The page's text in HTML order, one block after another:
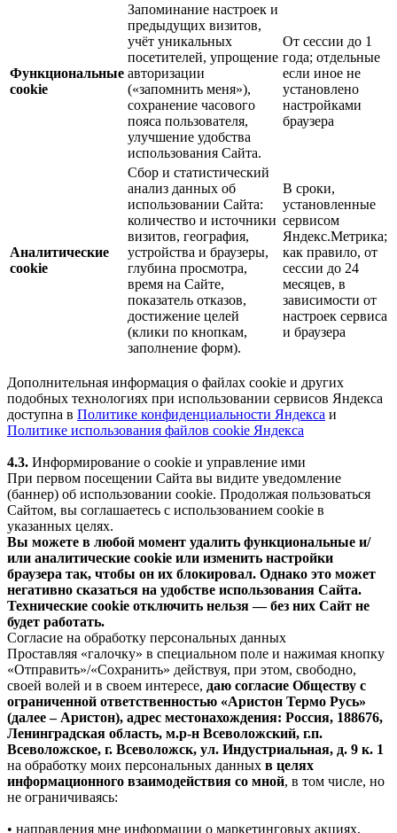
Функциональные
cookie
Запоминание настроек и
предыдущих визитов,
учёт уникальных
посетителей, упрощение
авторизации
(«запомнить меня»),
сохранение часового
пояса пользователя,
улучшение удобства
использования Сайта.
От сессии до 1
года; отдельные
если иное не
установлено
настройками
браузера
Аналитические
cookie
Сбор и статистический
анализ данных об
использовании Сайта:
количество и источники
визитов, география,
устройства и браузеры,
глубина просмотра,
время на Сайте,
показатель отказов,
достижение целей
(клики по кнопкам,
заполнение форм).
В сроки,
установленные
сервисом
Яндекс.Метрика;
как правило, от
сессии до 24
месяцев, в
зависимости от
настроек сервиса
и браузера
Дополнительная информация о файлах cookie и других
подобных технологиях при использовании сервисов Яндекса
доступна в Политике конфиденциальности Яндекса и
Политике использования файлов cookie Яндекса
4.3. Информирование о cookie и управление ими
При первом посещении Сайта вы видите уведомление
(баннер) об использовании cookie. Продолжая пользоваться
Сайтом, вы соглашаетесь с использованием cookie в
указанных целях.
Вы можете в любой момент удалить функциональные и/
или аналитические cookie или изменить настройки
браузера так, чтобы он их блокировал. Однако это может
негативно сказаться на удобстве использования Сайта.
Технические cookie отключить нельзя — без них Сайт не
будет работать.
Согласие на обработку персональных данных
Проставляя «галочку» в специальном поле и нажимая кнопку
«Отправить»/«Сохранить» действуя, при этом, свободно,
своей волей и в своем интересе, даю согласие Обществу с
ограниченной ответственностью «Аристон Термо Русь»
(далее – Аристон), адрес местонахождения: Россия, 188676,
Ленинградская область, м.р-н Всеволожский, г.п.
Всеволожское, г. Всеволожск, ул. Индустриальная, д. 9 к. 1
на обработку моих персональных данных в целях
информационного взаимодействия со мной, в том числе, но
не ограничиваясь:
• направления мне информации о маркетинговых акциях,